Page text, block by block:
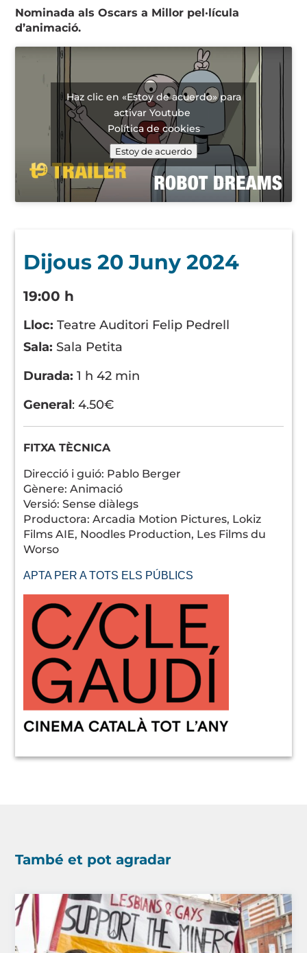
Nominada als Oscars a Millor pel·lícula
d’animació.
Haz clic en «Estoy de acuerdo» para
activar Youtube
Política de cookies
Estoy de acuerdo
Dijous 20 Juny 2024
19:00 h
Lloc: Teatre Auditori Felip Pedrell
Sala: Sala Petita
Durada:1 h 42 min
General: 4.50€
FITXA TÈCNICA
Direcció i guió: Pablo Berger
Gènere: Animació
Versió: Sense diàlegs
Productora: Arcadia Motion Pictures, Lokiz
Films AIE, Noodles Production, Les Films du
Worso
APTA PER A TOTS ELS PÚBLICS
També et pot agradar